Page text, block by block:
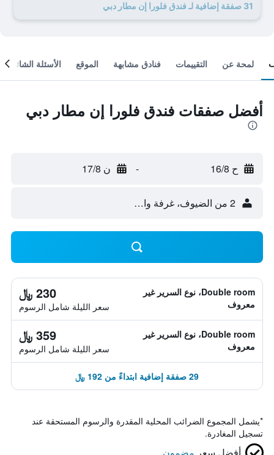
31 صفقة إضافية لـ فندق فلورا إن مطار دبي
لمحة عن التقييمات فنادق مشابهة الموقع الأسئلة الشائعة
أفضل صفقات فندق فلورا إن مطار دبي
ح 16/8 - ن 17/8
2 من الضيوف، غرفة واحدة
Double room، نوع السرير غير
معروف
230 ﷼
سعر الليلة شامل الرسوم
Double room، نوع السرير غير
معروف
359 ﷼
سعر الليلة شامل الرسوم
29 صفقة إضافية ابتداءً من 192 ﷼
*يشمل المجموع الضرائب المحلية المقدرة والرسوم المستحقة عند
تسجيل المغادرة.